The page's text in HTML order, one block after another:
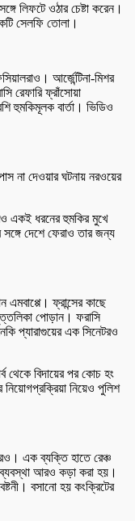
লিফটে ওঠার চেষ্টা করেন।
সেলফি তোলা।
আর্জেন্টিনা-মিশর
রেফারি ফ্রাঁসোয়া
হুমকিমূলক বার্তা। ভিডিও
না দেওয়ার ঘটনায় নরওয়ের
একই ধরনের হুমকির মুখে
দেশে ফেরাও তার জন্য
ফ্রান্সের কাছে
পোড়ান। ফরাসি
প্যারাগুয়ের এক সিনেটরও
থেকে বিদায়ের পর কোচ হং
নিয়েও পুলিশ
এক ব্যক্তি হাতে রেঞ্চ
আরও কড়া করা হয়।
বসানো হয় কংক্রিটের